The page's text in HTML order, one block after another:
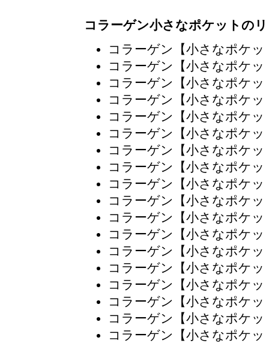
コラーゲン小さなポケットの
コラーゲン【小さなポケ
コラーゲン【小さなポケ
コラーゲン【小さなポケ
コラーゲン【小さなポケ
コラーゲン【小さなポケ
コラーゲン【小さなポケ
コラーゲン【小さなポケ
コラーゲン【小さなポケ
コラーゲン【小さなポケ
コラーゲン【小さなポケ
コラーゲン【小さなポケ
コラーゲン【小さなポケ
コラーゲン【小さなポケ
コラーゲン【小さなポケ
コラーゲン【小さなポケ
コラーゲン【小さなポケ
コラーゲン【小さなポケッ
コラーゲン【小さなポケ